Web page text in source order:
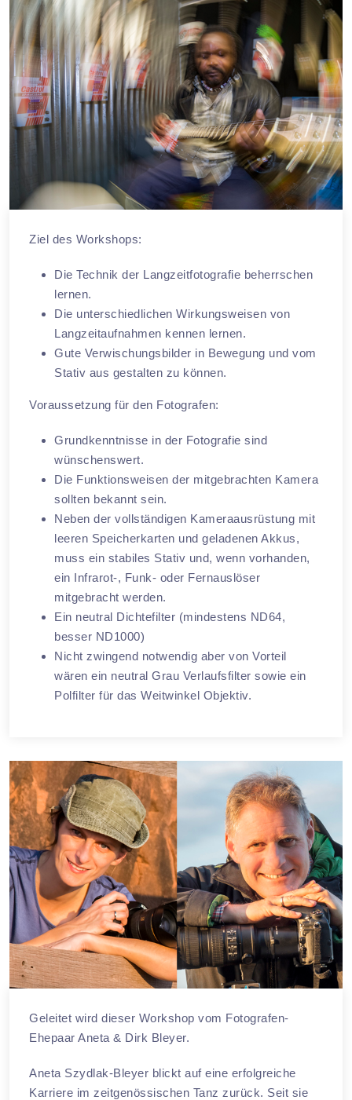
Ziel des Workshops:
Die Technik der Langzeitfotografie beherrschen
lernen.
Die unterschiedlichen Wirkungsweisen von
Langzeitaufnahmen kennen lernen.
Gute Verwischungsbilder in Bewegung und vom
Stativ aus gestalten zu können.
Voraussetzung für den Fotografen:
Grundkenntnisse in der Fotografie sind
wünschenswert.
Die Funktionsweisen der mitgebrachten Kamera
sollten bekannt sein.
Neben der vollständigen Kameraausrüstung mit
leeren Speicherkarten und geladenen Akkus,
muss ein stabiles Stativ und, wenn vorhanden,
ein Infrarot-, Funk- oder Fernauslöser
mitgebracht werden.
Ein neutral Dichtefilter (mindestens ND64,
besser ND1000)
Nicht zwingend notwendig aber von Vorteil
wären ein neutral Grau Verlaufsfilter sowie ein
Polfilter für das Weitwinkel Objektiv.
Geleitet wird dieser Workshop vom Fotografen-
Ehepaar Aneta & Dirk Bleyer.
Aneta Szydlak-Bleyer blickt auf eine erfolgreiche
Karriere im zeitgenössischen Tanz zurück. Seit sie